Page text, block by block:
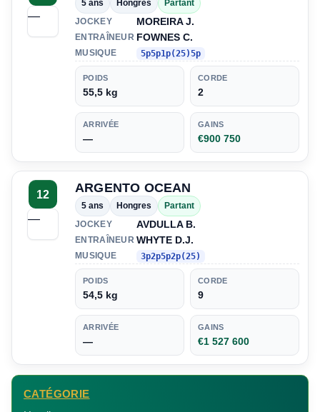
—
5 ans Hongres
Partant
JOCKEY
MOREIRA J.
ENTRAÎNEUR FOWNES C.
MUSIQUE 5p5p1p(25)5p
POIDS
55,5 kg
CORDE
2
ARRIVÉE
—
GAINS
€900 750
12
—
ARGENTO OCEAN
5 ans Hongres
Partant
JOCKEY
AVDULLA B.
ENTRAÎNEUR WHYTE D.J.
MUSIQUE 3p2p5p2p(25)
POIDS
54,5 kg
CORDE
9
ARRIVÉE
—
GAINS
€1 527 600
CATÉGORIE